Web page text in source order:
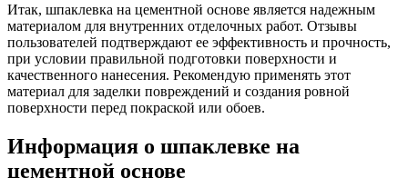
Итак, шпаклевка на цементной основе является надежным
материалом для внутренних отделочных работ. Отзывы
пользователей подтверждают ее эффективность и прочность,
при условии правильной подготовки поверхности и
качественного нанесения. Рекомендую применять этот
материал для заделки повреждений и создания ровной
поверхности перед покраской или обоев.
Информация о шпаклевке на
цементной основе